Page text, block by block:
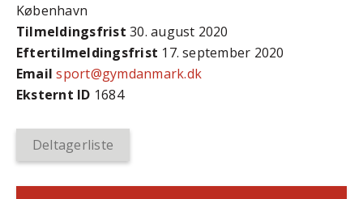
København
Tilmeldingsfrist 30. august 2020
Efter­tilmeldings­frist 17. september 2020
Email sport@gymdanmark.dk
Eksternt ID 1684
Deltagerliste